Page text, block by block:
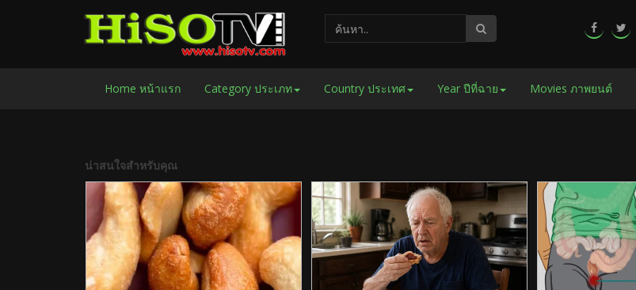
Home หน้าแรก Category ประเภท Country ประเทศ Year ปีที่ฉาย Movies ภาพยนต์